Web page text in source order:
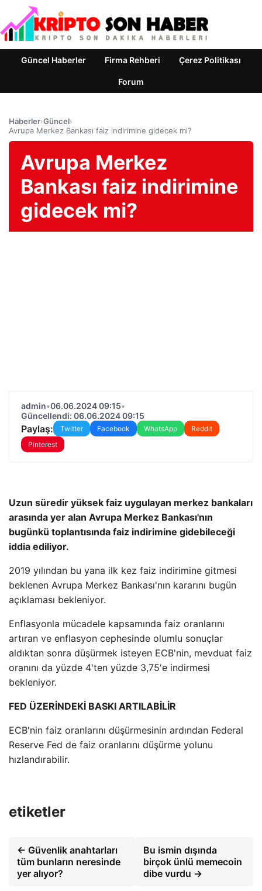
Güncel Haberler Firma Rehberi Çerez Politikası
Forum
Haberler›Güncel›
Avrupa Merkez Bankası faiz indirimine gidecek mi?
Avrupa Merkez
Bankası faiz indirimine
gidecek mi?
admin•06.06.2024 09:15•
Güncellendi: 06.06.2024 09:15
Paylaş: Twitter Facebook WhatsApp
Reddit
Pinterest
Uzun süredir yüksek faiz uygulayan merkez bankaları
arasında yer alan Avrupa Merkez Bankası'nın
bugünkü toplantısında faiz indirimine gidebileceği
iddia ediliyor.
2019 yılından bu yana ilk kez faiz indirimine gitmesi
beklenen Avrupa Merkez Bankası'nın kararını bugün
açıklaması bekleniyor.
Enflasyonla mücadele kapsamında faiz oranlarını
artıran ve enflasyon cephesinde olumlu sonuçlar
aldıktan sonra düşürmek isteyen ECB'nin, mevduat faiz
oranını da yüzde 4'ten yüzde 3,75'e indirmesi
bekleniyor.
FED ÜZERİNDEKİ BASKI ARTILABİLİR
ECB'nin faiz oranlarını düşürmesinin ardından Federal
Reserve Fed de faiz oranlarını düşürme yolunu
hızlandırabilir.
etiketler
← Güvenlik anahtarları
tüm bunların neresinde
yer alıyor?
Bu ismin dışında
birçok ünlü memecoin
dibe vurdu →